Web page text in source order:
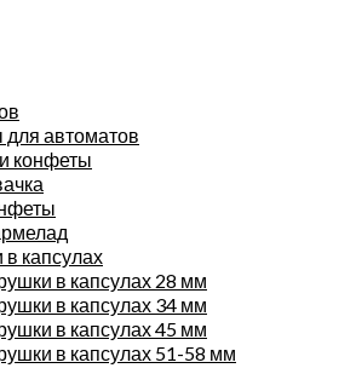
для автоматов
конфеты
капсулах
в капсулах 28 мм
в капсулах 34 мм
в капсулах 45 мм
в капсулах 51-58 мм